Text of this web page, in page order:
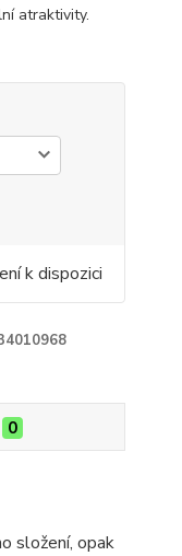
atraktivity.
k dispozici
0
složení, opak